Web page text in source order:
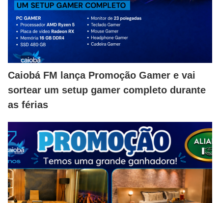
Caiobá FM lança Promoção Gamer e vai
sortear um setup gamer completo durante
as férias